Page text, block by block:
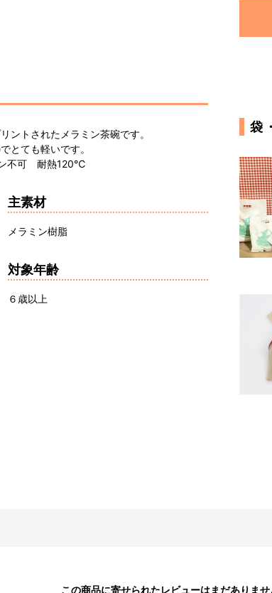
ントされたメラミン茶碗です。
とても軽いです。
ン不可 耐熱120℃
主素材
メラミン樹脂
対象年齢
６歳以上
袋
この商品に寄せられたレビューはまだありませ